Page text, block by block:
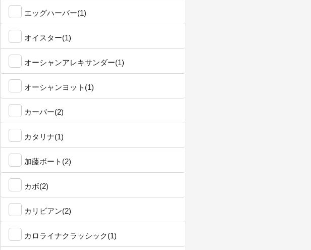
エッグハーバー(1)
オイスター(1)
オーシャンアレキサンダー(1)
オーシャンヨット(1)
カーバー(2)
カタリナ(1)
加藤ボート(2)
カボ(2)
カリビアン(2)
カロライナクラッシック(1)